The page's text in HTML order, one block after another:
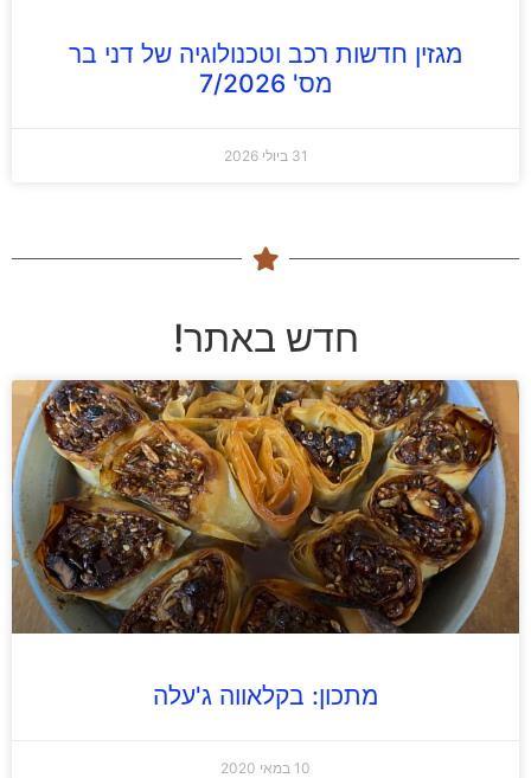
מגזין חדשות רכב וטכנולוגיה של דני בר
מס' 7/2026
31 ביולי 2026
חדש באתר!
מתכון: בקלאווה ג'עלה
10 במאי 2020